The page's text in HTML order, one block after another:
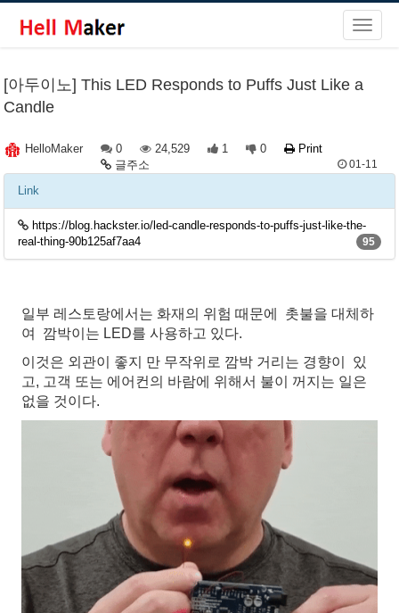
[아두이노] This LED Responds to Puffs Just Like a
Candle
HelloMaker 0 24,529 1 0
Print
글주소
01-11
Link
https://blog.hackster.io/led-candle-responds-to-puffs-just-like-the-
real-thing-90b125af7aa4
95
일부 레스토랑에서는 화재의 위험 때문에 촛불을 대체하
여 깜박이는 LED를 사용하고 있다.
이것은 외관이 좋지 만 무작위로 깜박 거리는 경향이 있
고, 고객 또는 에어컨의 바람에 위해서 불이 꺼지는 일은
없을 것이다.